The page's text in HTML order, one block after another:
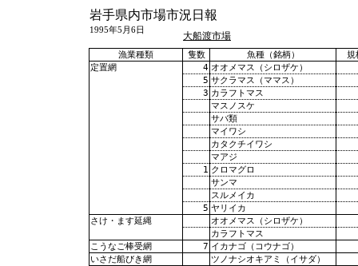
岩手県内市場市況日報
1995年5月6日
大船渡市場
漁業種類 隻数 魚種（銘柄）
規
定置網
4 オオメマス（シロザケ）
5 サクラマス（ママス）
3 カラフトマス
マスノスケ
サバ類
マイワシ
カタクチイワシ
マアジ
1 クロマグロ
サンマ
スルメイカ
5 ヤリイカ
さけ・ます延縄
オオメマス（シロザケ）
カラフトマス
こうなご棒受網 7 イカナゴ（コウナゴ）
いさだ船びき網 ツノナシオキアミ（イサダ）